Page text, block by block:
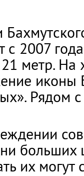
с 2007
метр.
Рядом
больших
их